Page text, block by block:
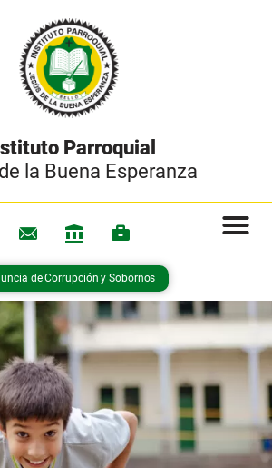
Parroquial
la Buena Esperanza
de Corrupción y Sobornos